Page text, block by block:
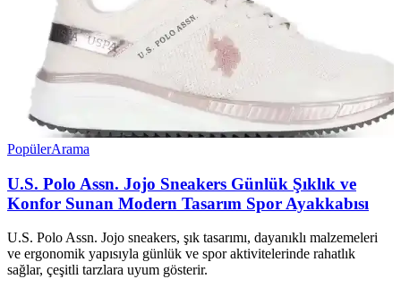
PopülerArama
U.S. Polo Assn. Jojo Sneakers Günlük Şıklık ve
Konfor Sunan Modern Tasarım Spor Ayakkabısı
U.S. Polo Assn. Jojo sneakers, şık tasarımı, dayanıklı malzemeleri
ve ergonomik yapısıyla günlük ve spor aktivitelerinde rahatlık
sağlar, çeşitli tarzlara uyum gösterir.